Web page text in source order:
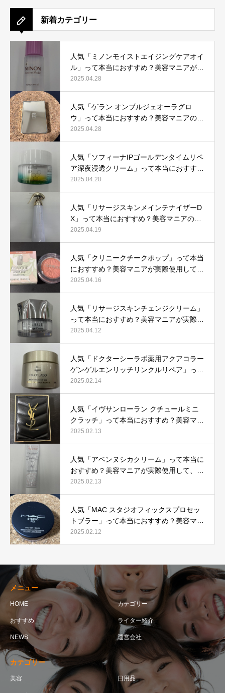
新着カテゴリー
人気「ミノンモイストエイジングケアオイ
ル」って本当におすすめ？美容マニアが実
際使用して口コミを検証！
2025.04.28
人気「ゲラン オンブルジェオーラグロ
ウ」って本当におすすめ？美容マニアの私
が実際使用して、口コミを検証！
2025.04.28
人気「ソフィーナIPゴールデンタイムリペ
ア深夜浸透クリーム」って本当におすす
め？美容マニアが実際使用して口コミを検
証！
2025.04.20
人気「リサージスキンメインテナイザーD
X」って本当におすすめ？美容マニアの私
が実際使用して、口コミを検証！
2025.04.19
人気「クリニークチークポップ」って本当
におすすめ？美容マニアが実際使用して口
コミを検証！
2025.04.16
人気「リサージスキンチェンジクリーム」
って本当におすすめ？美容マニアが実際使
用して口コミを検証！
2025.04.12
人気「ドクターシーラボ薬用アクアコラー
ゲンゲルエンリッチリンクルリペア」って
本当におすすめ？美容マニアが実際使用し
て口コミを検証
2025.02.14
人気「イヴサンローラン クチュールミニ
クラッチ」って本当におすすめ？美容マニ
アが実際使用して口コミを検証！
2025.02.13
人気「アベンヌシカクリーム」って本当に
おすすめ？美容マニアが実際使用して、口
コミを検証！
2025.02.13
人気「MAC スタジオフィックスプロセッ
トブラー」って本当におすすめ？美容マニ
アが実際使用して口コミを検証！
2025.02.12
メニュー
HOME カテゴリー
おすすめ ライター紹介
NEWS 運営会社
カテゴリー
美容 日用品